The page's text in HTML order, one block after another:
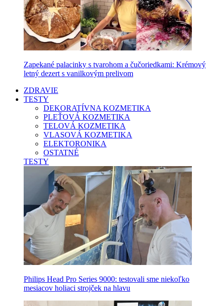
Zapekané palacinky s tvarohom a čučoriedkami: Krémový
letný dezert s vanilkovým prelivom
ZDRAVIE
TESTY
DEKORATÍVNA KOZMETIKA
PLEŤOVÁ KOZMETIKA
TELOVÁ KOZMETIKA
VLASOVÁ KOZMETIKA
ELEKTORONIKA
OSTATNÉ
TESTY
Philips Head Pro Series 9000: testovali sme niekoľko
mesiacov holiaci strojček na hlavu